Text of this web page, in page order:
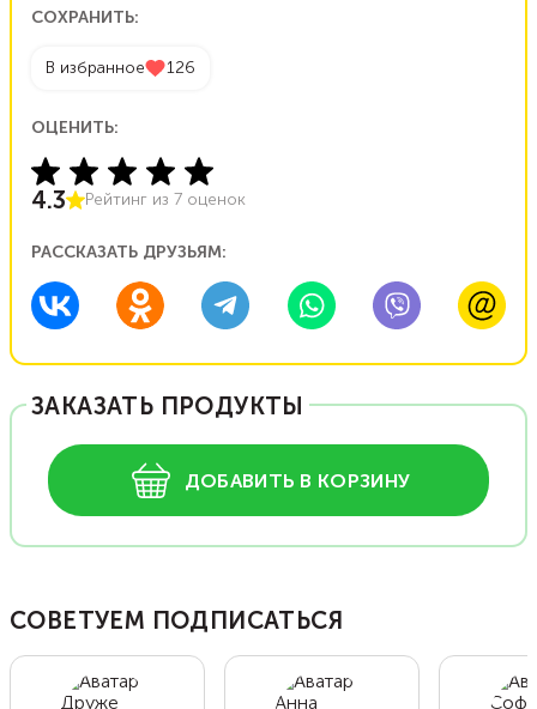
СОХРАНИТЬ:
В избранное 126
ОЦЕНИТЬ:
4.3 Рейтинг из 7 оценок
РАССКАЗАТЬ ДРУЗЬЯМ:
ЗАКАЗАТЬ ПРОДУКТЫ
ДОБАВИТЬ В КОРЗИНУ
СОВЕТУЕМ ПОДПИСАТЬСЯ